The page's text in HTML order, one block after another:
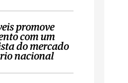
promove
com um
do mercado
nacional